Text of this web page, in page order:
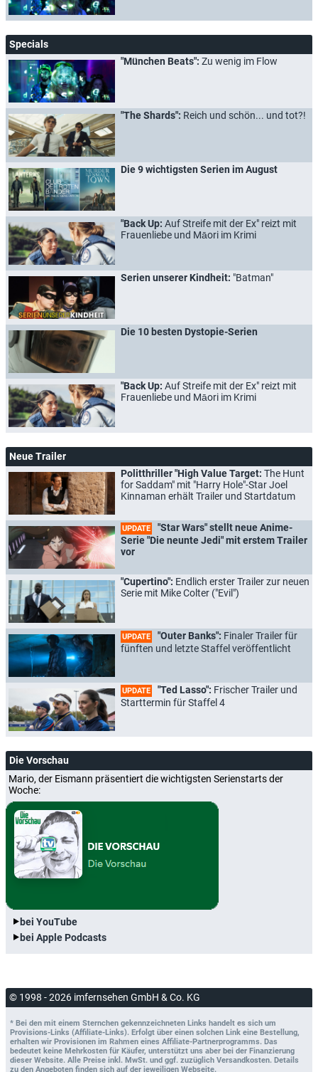
Specials
"München Beats": Zu wenig im Flow
"The Shards": Reich und schön... und tot?!
Die 9 wichtigsten Serien im August
"Back Up: Auf Streife mit der Ex" reizt mit
Frauenliebe und Māori im Krimi
Serien unserer Kindheit: "Batman"
Die 10 besten Dystopie-Serien
"Back Up: Auf Streife mit der Ex" reizt mit
Frauenliebe und Māori im Krimi
Neue Trailer
Politthriller "High Value Target: The Hunt
for Saddam" mit "Harry Hole"-Star Joel
Kinnaman erhält Trailer und Startdatum
UPDATE
"Star Wars" stellt neue Anime-
Serie "Die neunte Jedi" mit erstem Trailer
vor
"Cupertino": Endlich erster Trailer zur neuen
Serie mit Mike Colter ("Evil")
UPDATE "Outer Banks": Finaler Trailer für
fünften und letzte Staffel veröffentlicht
UPDATE "Ted Lasso": Frischer Trailer und
Starttermin für Staffel 4
Die Vorschau
Mario, der Eismann präsentiert die wichtigsten Serienstarts der
Woche:
bei YouTube
bei Apple Podcasts
© 1998 - 2026 imfernsehen GmbH & Co. KG
* Bei den mit einem Sternchen gekennzeichneten Links handelt es sich um
Provisions-Links (Affiliate-Links). Erfolgt über einen solchen Link eine Bestellung,
erhalten wir Provisionen im Rahmen eines Affiliate-Partnerprogramms. Das
bedeutet keine Mehrkosten für Käufer, unterstützt uns aber bei der Finanzierung
dieser Website. Alle Preise inkl. MwSt. und ggf. zuzüglich Versandkosten. Details
zu den Angeboten finden sich auf der jeweiligen Webseite.